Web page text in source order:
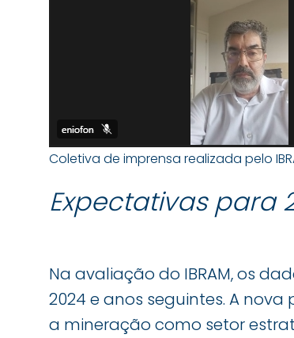
Coletiva de imprensa realizada pelo
Expectativas para
Na avaliação do IBRAM, os
2024 e anos seguintes. A
a mineração como setor